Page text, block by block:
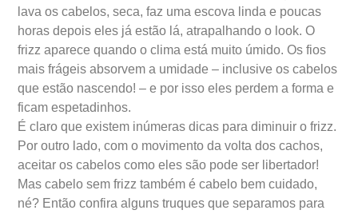
lava os cabelos, seca, faz uma escova linda e poucas
horas depois eles já estão lá, atrapalhando o look. O
frizz aparece quando o clima está muito úmido. Os fios
mais frágeis absorvem a umidade – inclusive os cabelos
que estão nascendo! – e por isso eles perdem a forma e
ficam espetadinhos.
É claro que existem inúmeras dicas para diminuir o frizz.
Por outro lado, com o movimento da volta dos cachos,
aceitar os cabelos como eles são pode ser libertador!
Mas cabelo sem frizz também é cabelo bem cuidado,
né? Então confira alguns truques que separamos para